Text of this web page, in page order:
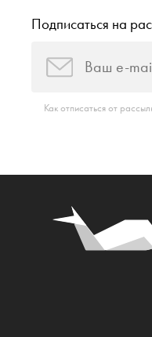
Подписаться на
Как отписаться от